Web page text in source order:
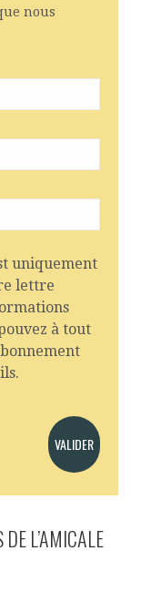
nous
uniquement
lettre
à tout
L’AMICALE